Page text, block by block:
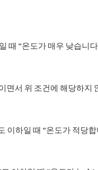
때 “온도가 매우 낮습니다
면서 위 조건에 해당하지
이하일 때 “온도가 적당합